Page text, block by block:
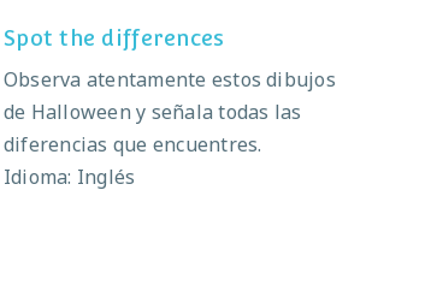
Spot the differences
Observa atentamente estos dibujos
de Halloween y señala todas las
diferencias que encuentres.
Idioma: Inglés